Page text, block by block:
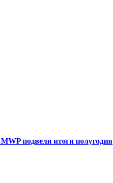
подвели итоги полугодия